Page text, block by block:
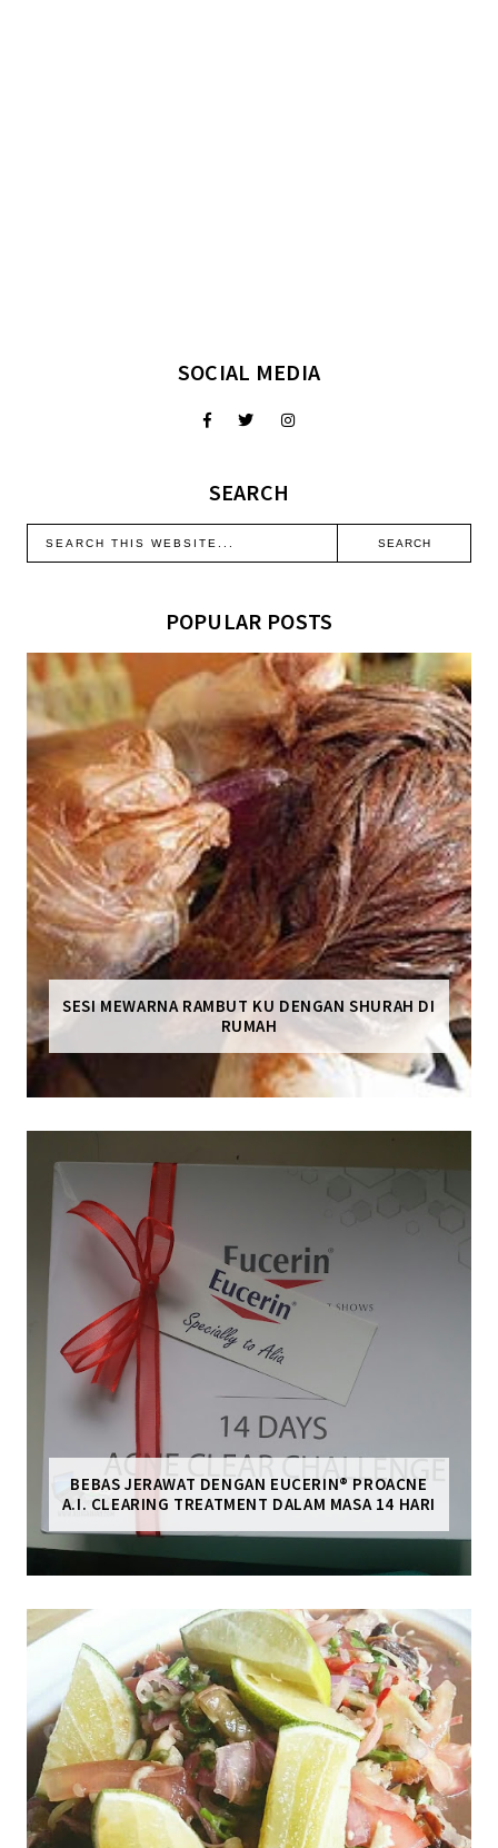
SOCIAL MEDIA
SEARCH
POPULAR POSTS
SESI MEWARNA RAMBUT KU DENGAN SHURAH DI
RUMAH
BEBAS JERAWAT DENGAN EUCERIN® PROACNE
A.I. CLEARING TREATMENT DALAM MASA 14 HARI